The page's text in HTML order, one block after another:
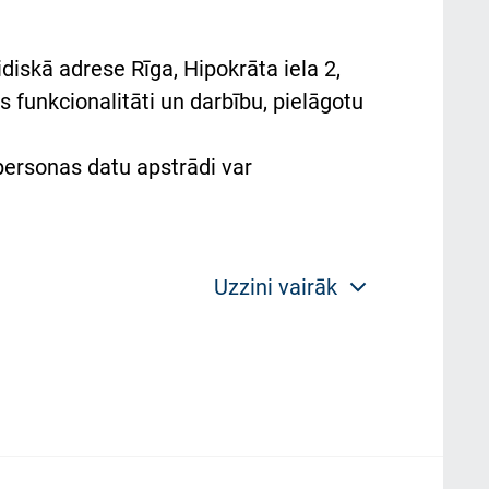
adrese Rīga, Hipokrāta iela 2,
funkcionalitāti un darbību, pielāgotu
datu apstrādi var
Uzzini vairāk